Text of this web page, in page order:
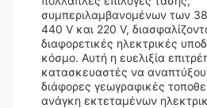
συμπεριλαμβανομένων των
440 V και 220 V,
διαφορετικές ηλεκτρικές
κόσμο. Αυτή η ευελιξία
κατασκευαστές να
διάφορες γεωγραφικές
ανάγκη εκτεταμένων